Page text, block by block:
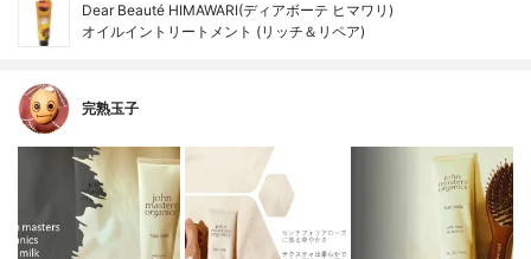
Dear Beauté HIMAWARI(ディアボーテ ヒマワリ)
オイルイントリートメント (リッチ＆リペア)
完熟玉子